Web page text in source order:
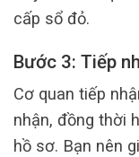
cấp sổ đỏ.
Bước 3: Tiếp
Cơ quan tiếp
nhận, đồng thời
hồ sơ. Bạn nên